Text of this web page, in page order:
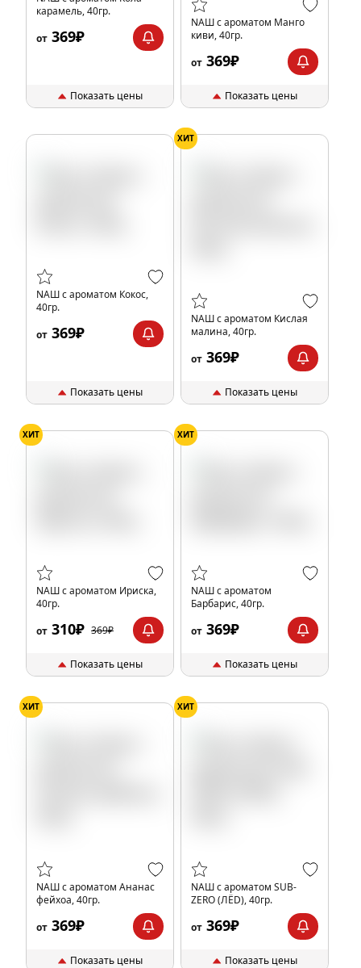
карамель, 40гр.
от 369₽
Показать цены
NАШ с ароматом Манго
киви, 40гр.
от 369₽
Показать цены
NАШ с ароматом Кокос,
40гр.
от 369₽
Показать цены
ХИТ
NАШ с ароматом Кислая
малина, 40гр.
от 369₽
Показать цены
ХИТ
NАШ с ароматом Ириска,
40гр.
от 310₽ 369₽
Показать цены
ХИТ
NАШ с ароматом
Барбарис, 40гр.
от 369₽
Показать цены
ХИТ
NАШ с ароматом Ананас
фейхоа, 40гр.
от 369₽
Показать цены
ХИТ
NАШ с ароматом SUB-
ZERO (ЛЁD), 40гр.
от 369₽
Показать цены